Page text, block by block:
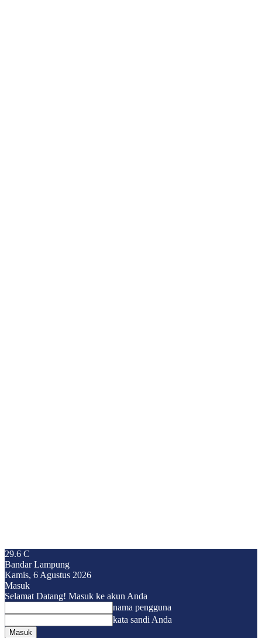
29.6 C
Bandar Lampung
Kamis, 6 Agustus 2026
Masuk
Selamat Datang! Masuk ke akun Anda
nama pengguna
kata sandi Anda